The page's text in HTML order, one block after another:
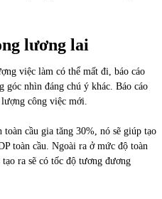
lương lai
việc làm có thể mất đi, báo cáo
góc nhìn đáng chú ý khác. Báo cáo
lượng công việc mới.
cầu gia tăng 30%, nó sẽ giúp tạo
toàn cầu. Ngoài ra ở mức độ toàn
ra sẽ có tốc độ tương đương